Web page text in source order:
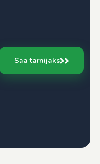
Saa tarnijaks